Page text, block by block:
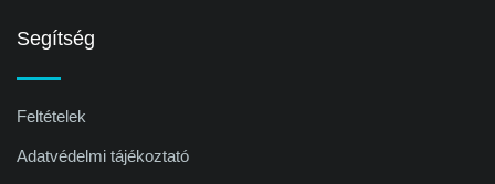
Segítség
Feltételek
Adatvédelmi tájékoztató